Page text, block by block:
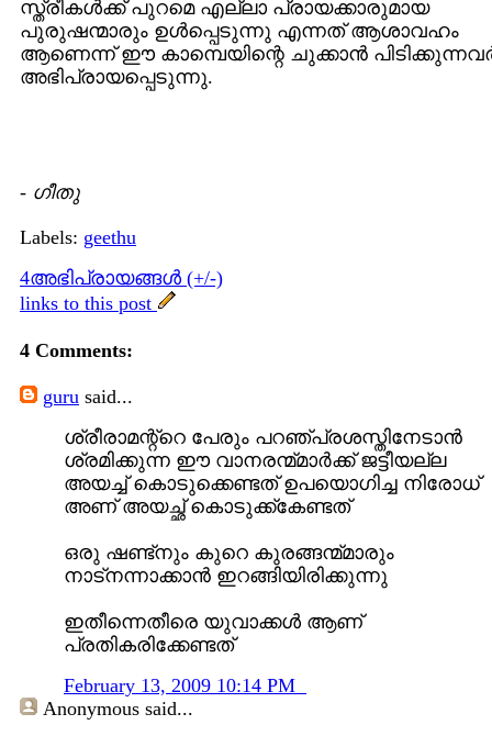
സ്ത്രീകള്‍ക്ക് പുറമെ എല്ലാ പ്രായക്കാരുമായ
പുരുഷന്മാരും ഉള്‍പ്പെടുന്നു എന്നത് ആശാവഹം
ആണെന്ന് ഈ കാമ്പെയിന്റെ ചുക്കാന്‍
അഭിപ്രായപ്പെടുന്നു.
- ഗീതു
Labels: geethu
4അഭിപ്രായങ്ങള്‍ (+/-)
links to this post
4 Comments:
guru said...
ശ്രീരാമന്റ്റെ പേരും പറഞ്പ്രശസ്തിനേടാന്‍
ശ്രമിക്കുന്ന ഈ വാനരന്മ്മാര്‍ക്ക് ജട്ടീയല്ല
അയച്ച് കൊടുക്കെണ്ടത് ഉപയൊഗിച്ച നിരോധ്
അണ് അയച്ഛ് കൊടുക്ക്കേണ്ടത്
ഒരു ഷണ്ട്നും കുറെ കുരങ്ങന്മ്മാരും
നാട്നന്നാക്കാന്‍ ഇറങ്ങിയിരിക്കുന്നു
ഇതീന്നെതീരെ യുവാക്കള്‍ ആണ്
പ്രതികരിക്കേണ്ടത്
February 13, 2009 10:14 PM
Anonymous said...